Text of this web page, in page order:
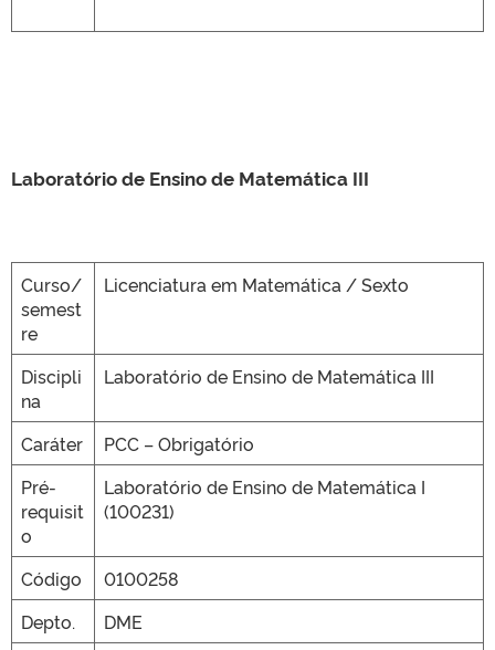
Laboratório de Ensino de Matemática III
Curso/
semest
re
Licenciatura em Matemática / Sexto
Discipli
na
Laboratório de Ensino de Matemática III
Caráter
PCC – Obrigatório
Pré-
requisit
o
Laboratório de Ensino de Matemática I
(100231)
Código
0100258
Depto.
DME